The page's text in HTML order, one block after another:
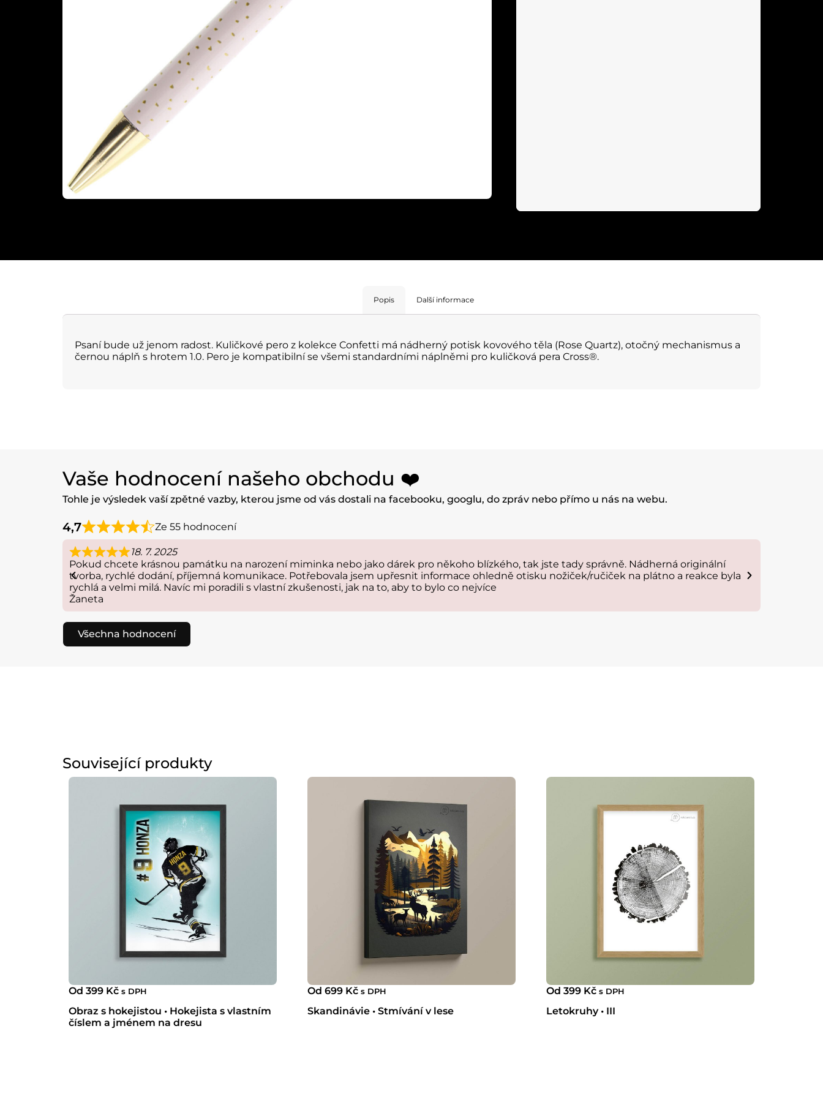
Popis Další informace
Psaní bude už jenom radost. Kuličkové pero z kolekce Confetti má nádherný potisk kovového těla (Rose Quartz), otočný mechanismus a
černou náplň s hrotem 1.0. Pero je kompatibilní se všemi standardními náplněmi pro kuličková pera Cross®.
Vaše hodnocení našeho obchodu ❤️
Tohle je výsledek vaší zpětné vazby, kterou jsme od vás dostali na facebooku, googlu, do zpráv nebo přímo u nás na webu.
4,7 Ze 55 hodnocení
18. 7. 2025
Pokud chcete krásnou památku na narození miminka nebo jako dárek pro někoho blízkého, tak jste tady správně. Nádherná originální
tvorba, rychlé dodání, příjemná komunikace. Potřebovala jsem upřesnit informace ohledně otisku nožiček/ručiček na plátno a reakce byla
rychlá a velmi milá. Navíc mi poradili s vlastní zkušenosti, jak na to, aby to bylo co nejvíce
Žaneta
Všechna hodnocení
Související produkty
Od 399 Kč s DPH
Obraz s hokejistou • Hokejista s vlastním
číslem a jménem na dresu
Od 699 Kč s DPH
Skandinávie • Stmívání v lese
Od 399 Kč s DPH
Letokruhy • III